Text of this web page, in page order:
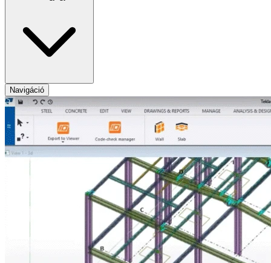
Navigáció